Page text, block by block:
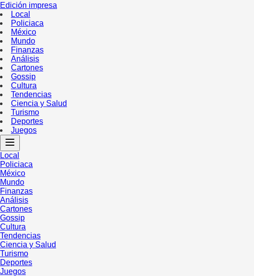
Edición impresa
Local
Policiaca
México
Mundo
Finanzas
Análisis
Cartones
Gossip
Cultura
Tendencias
Ciencia y Salud
Turismo
Deportes
Juegos
Local
Policiaca
México
Mundo
Finanzas
Análisis
Cartones
Gossip
Cultura
Tendencias
Ciencia y Salud
Turismo
Deportes
Juegos